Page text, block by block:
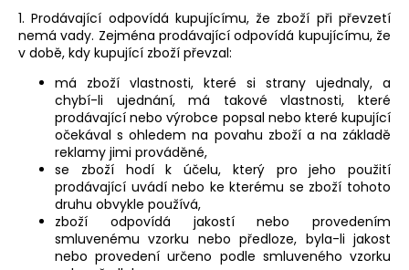
1. Prodávající odpovídá kupujícímu, že zboží při převzetí
nemá vady. Zejména prodávající odpovídá kupujícímu, že
v době, kdy kupující zboží převzal:
má zboží vlastnosti, které si strany ujednaly, a
chybí-li ujednání, má takové vlastnosti, které
prodávající nebo výrobce popsal nebo které kupující
očekával s ohledem na povahu zboží a na základě
reklamy jimi prováděné,
se zboží hodí k účelu, který pro jeho použití
prodávající uvádí nebo ke kterému se zboží tohoto
druhu obvykle používá,
zboží odpovídá jakostí nebo provedením
smluvenému vzorku nebo předloze, byla-li jakost
nebo provedení určeno podle smluveného vzorku